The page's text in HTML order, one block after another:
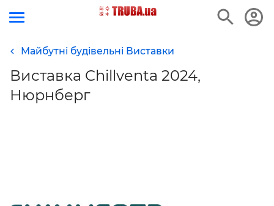
Майбутні будівельні Виставки
Виставка Chillventa 2024,
Нюрнберг